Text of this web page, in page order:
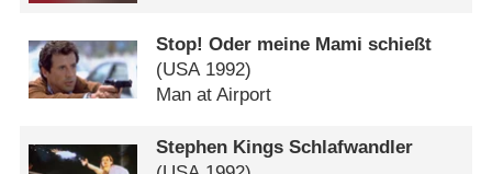
Stop! Oder meine Mami schießt
(USA1992)
Man at Airport
Stephen Kings Schlafwandler